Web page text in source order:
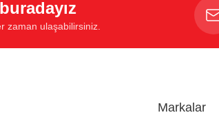
zaman ulaşabilirsiniz.
Markalar